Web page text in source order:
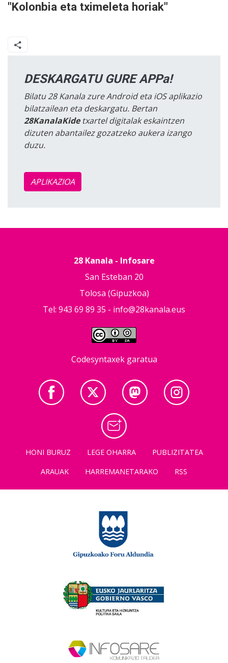
"Kolonbia eta tximeleta horiak"
DESKARGATU GURE APPa!
Bilatu 28 Kanala zure Android eta iOS aplikazio
bilatzailean eta deskargatu. Bertan
28KanalaKidetxartel digitalak eskaintzen
dizuten abantailez gozatzeko aukera izango
duzu.
APLIKAZIOA
28 Kanala - Infosare
San Esteban 20
Tolosa (Gipuzkoa)
Tel: 943 69 89 35 - info@28kanala.eus
Codesyntaxek garatua
HONI BURUZ LEGE OHARRA
PUBLIZITATEA
ARAUAK
HARREMANETARAKO RSS